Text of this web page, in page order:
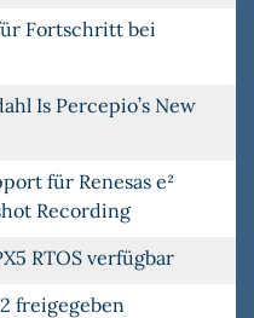
Fortschritt bei
Is Percepio’s New
für Renesas e²
Recording
RTOS verfügbar
freigegeben